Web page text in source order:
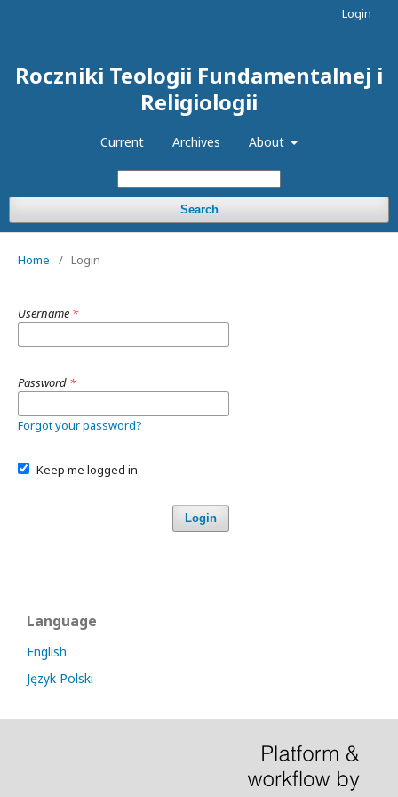
Roczniki Teologii Fundamentalnej i
Religiologii
Current Archives About
Search
Login
Home / Login
Username *
Password *
Forgot your password?
Keep me logged in
Login
Language
English
Język Polski